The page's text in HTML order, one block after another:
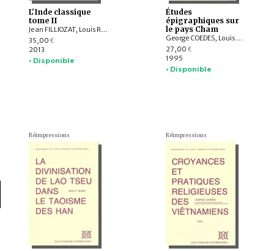
L'Inde classique
tome II
Jean FILLIOZAT, Louis RENOU
35,00 €
2013
• Disponible
Études
épigraphiques sur
le pays Cham
George COEDES, Louis Finot, Édouard Huber, Paul MUS
27,00 €
1995
• Disponible
Réimpressions Réimpressions